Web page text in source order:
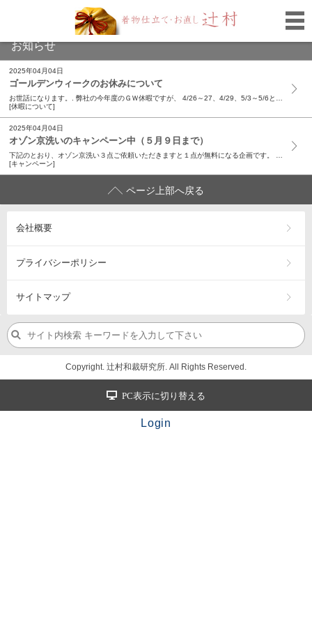
お知らせ
2025年04月04日
ゴールデンウィークのお休みについて
[休暇について]
2025年04月04日
オゾン京洗いのキャンペーン中（５月９日まで）
[キャンペーン]
ページ上部へ戻る
会社概要
プライバシーポリシー
サイトマップ
Copyright. 辻村和裁研究所. All Rights Reserved.
PC表示に切り替える
Login